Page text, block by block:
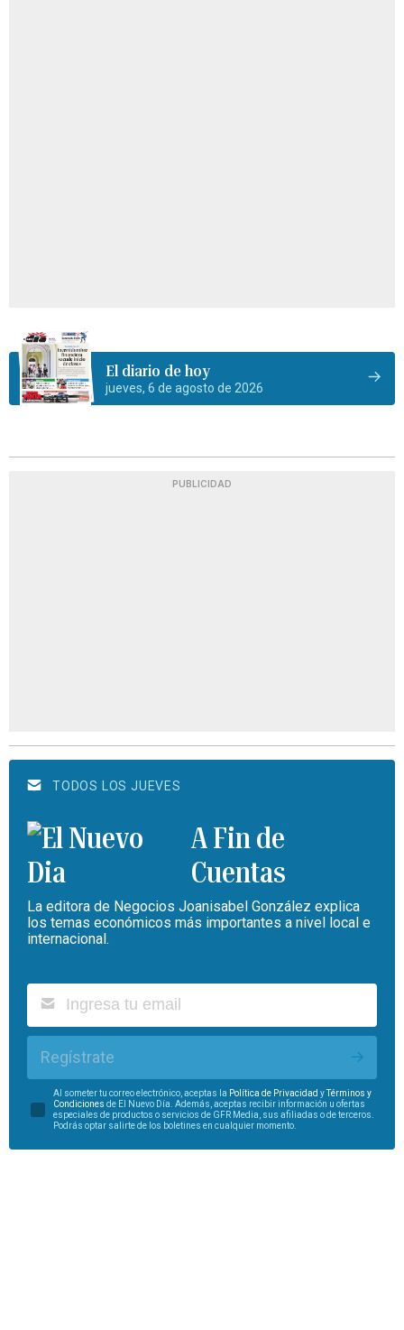
El diario de hoy
jueves, 6 de agosto de 2026
PUBLICIDAD
TODOS LOS JUEVES
A Fin de
Cuentas
La editora de Negocios Joanisabel González explica
los temas económicos más importantes a nivel local e
internacional.
Regístrate
Al someter tu correo electrónico, aceptas la Política de Privacidad yTérminos y
Condiciones de El Nuevo Día. Además, aceptas recibir información u ofertas
especiales de productos o servicios de GFR Media, sus afiliadas o de terceros.
Podrás optar salirte de los boletines en cualquier momento.